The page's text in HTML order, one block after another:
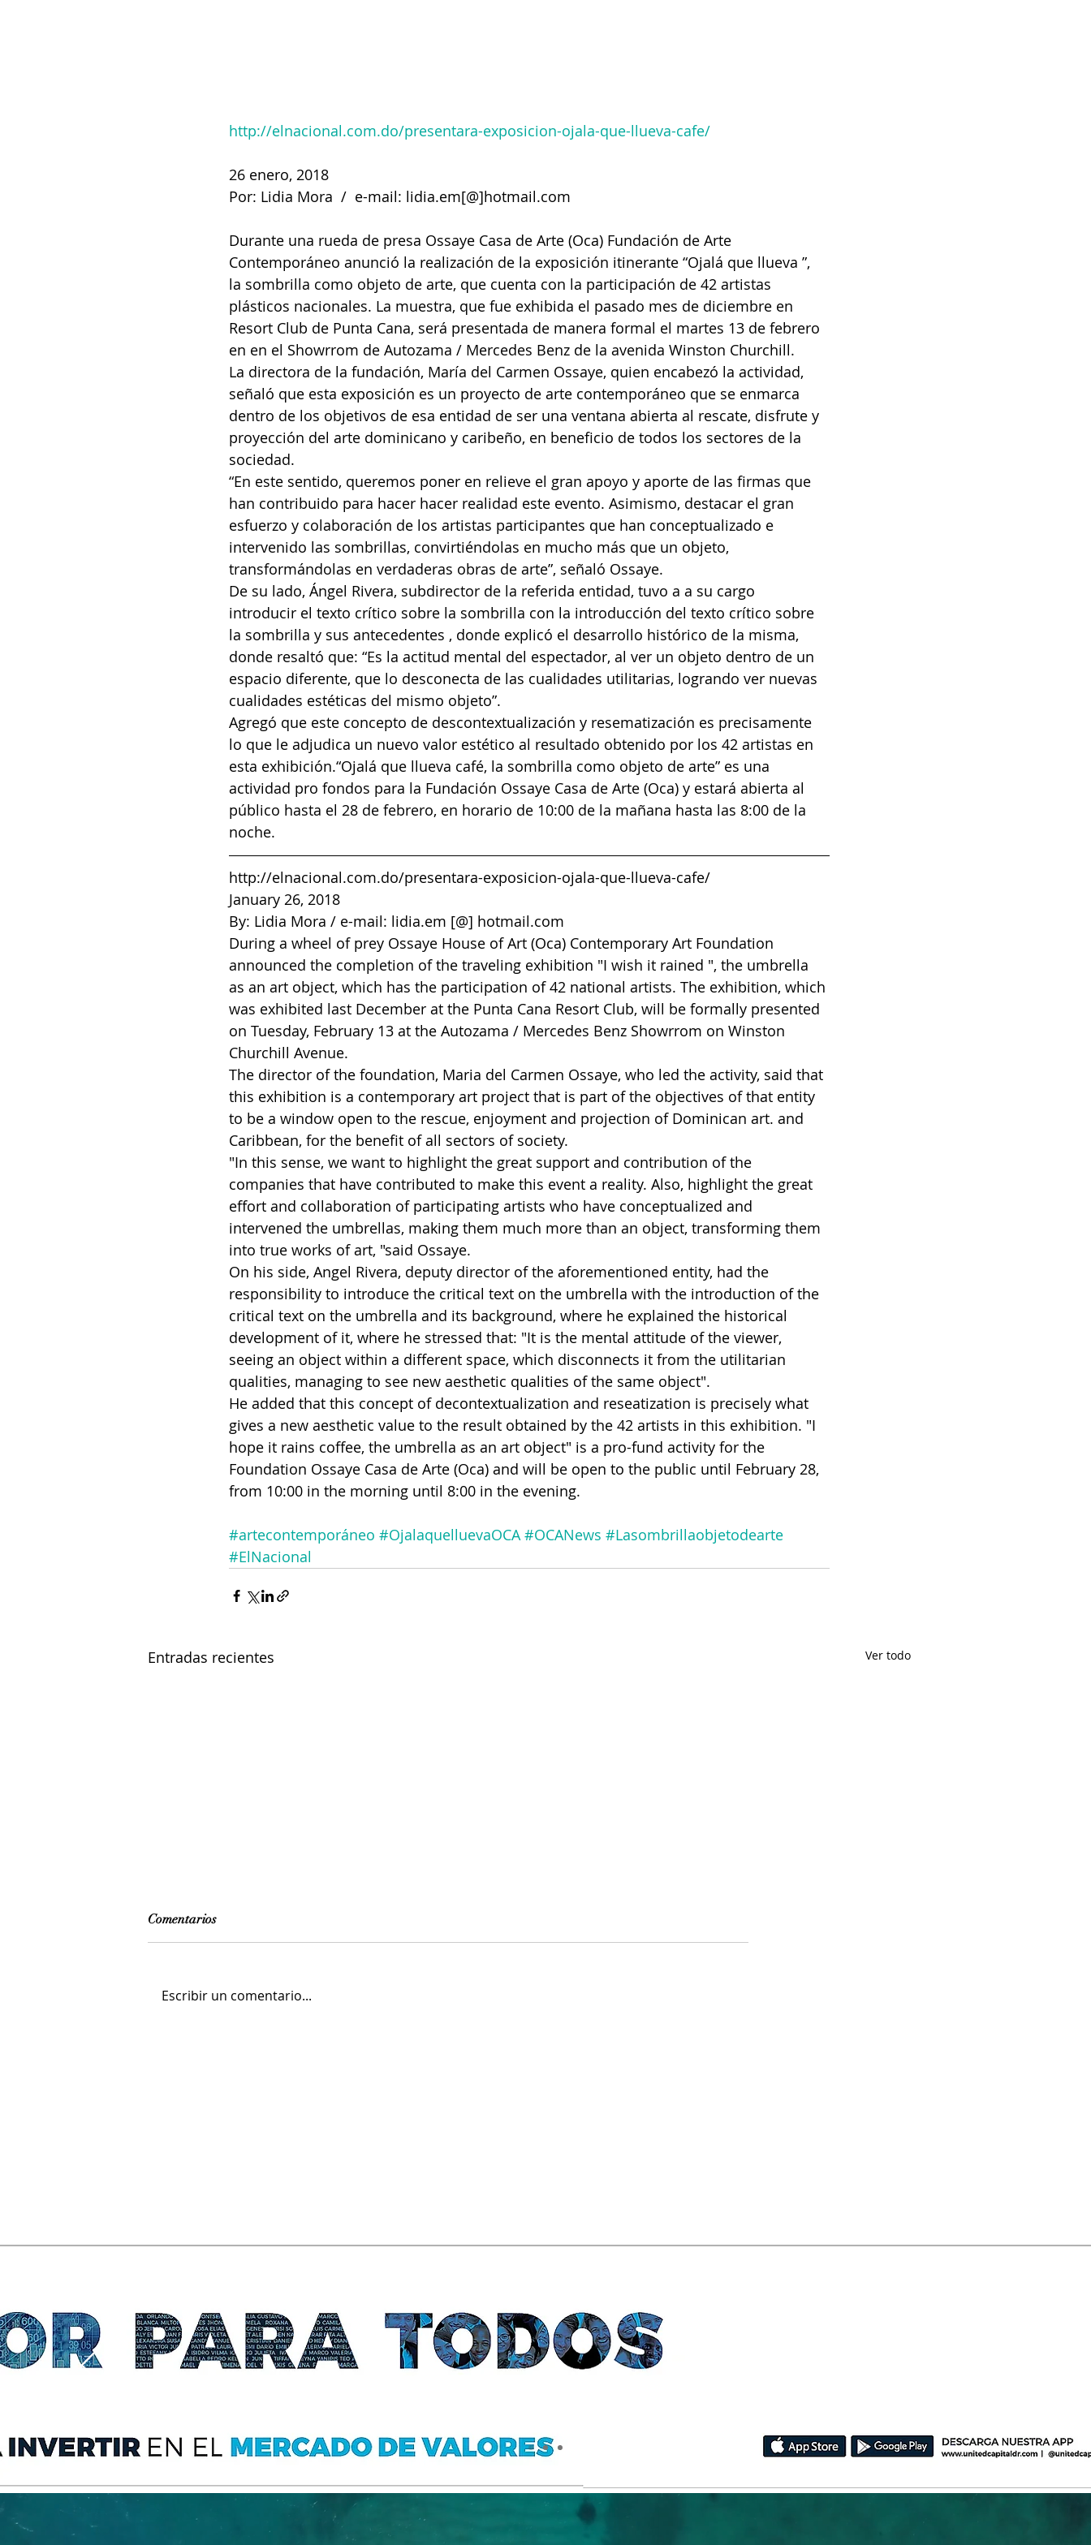
http://elnacional.com.do/presentara-exposicion-ojala-que-llueva-cafe/
26 enero, 2018
Por: Lidia Mora  /  e-mail: lidia.em[@]hotmail.com
Durante una rueda de presa Ossaye Casa de Arte (Oca) Fundación de Arte
Contemporáneo anunció la realización de la exposición itinerante “Ojalá que llueva ”,
la sombrilla como objeto de arte, que cuenta con la participación de 42 artistas
plásticos nacionales. La muestra, que fue exhibida el pasado mes de diciembre en
Resort Club de Punta Cana, será presentada de manera formal el martes 13 de febrero
en en el Showrrom de Autozama / Mercedes Benz de la avenida Winston Churchill.
La directora de la fundación, María del Carmen Ossaye, quien encabezó la actividad,
señaló que esta exposición es un proyecto de arte contemporáneo que se enmarca
dentro de los objetivos de esa entidad de ser una ventana abierta al rescate, disfrute y
proyección del arte dominicano y caribeño, en beneficio de todos los sectores de la
sociedad.
“En este sentido, queremos poner en relieve el gran apoyo y aporte de las firmas que
han contribuido para hacer hacer realidad este evento. Asimismo, destacar el gran
esfuerzo y colaboración de los artistas participantes que han conceptualizado e
intervenido las sombrillas, convirtiéndolas en mucho más que un objeto,
transformándolas en verdaderas obras de arte”, señaló Ossaye.
De su lado, Ángel Rivera, subdirector de la referida entidad, tuvo a a su cargo
introducir el texto crítico sobre la sombrilla con la introducción del texto crítico sobre
la sombrilla y sus antecedentes , donde explicó el desarrollo histórico de la misma,
donde resaltó que: “Es la actitud mental del espectador, al ver un objeto dentro de un
espacio diferente, que lo desconecta de las cualidades utilitarias, logrando ver nuevas
cualidades estéticas del mismo objeto”.
Agregó que este concepto de descontextualización y resematización es precisamente
lo que le adjudica un nuevo valor estético al resultado obtenido por los 42 artistas en
esta exhibición.“Ojalá que llueva café, la sombrilla como objeto de arte” es una
actividad pro fondos para la Fundación Ossaye Casa de Arte (Oca) y estará abierta al
público hasta el 28 de febrero, en horario de 10:00 de la mañana hasta las 8:00 de la
noche.
http://elnacional.com.do/presentara-exposicion-ojala-que-llueva-cafe/
January 26, 2018
By: Lidia Mora / e-mail: lidia.em [@] hotmail.com
During a wheel of prey Ossaye House of Art (Oca) Contemporary Art Foundation
announced the completion of the traveling exhibition "I wish it rained ", the umbrella
as an art object, which has the participation of 42 national artists. The exhibition, which
was exhibited last December at the Punta Cana Resort Club, will be formally presented
on Tuesday, February 13 at the Autozama / Mercedes Benz Showrrom on Winston
Churchill Avenue.
The director of the foundation, Maria del Carmen Ossaye, who led the activity, said that
this exhibition is a contemporary art project that is part of the objectives of that entity
to be a window open to the rescue, enjoyment and projection of Dominican art. and
Caribbean, for the benefit of all sectors of society.
"In this sense, we want to highlight the great support and contribution of the
companies that have contributed to make this event a reality. Also, highlight the great
effort and collaboration of participating artists who have conceptualized and
intervened the umbrellas, making them much more than an object, transforming them
into true works of art, "said Ossaye.
On his side, Angel Rivera, deputy director of the aforementioned entity, had the
responsibility to introduce the critical text on the umbrella with the introduction of the
critical text on the umbrella and its background, where he explained the historical
development of it, where he stressed that: "It is the mental attitude of the viewer,
seeing an object within a different space, which disconnects it from the utilitarian
qualities, managing to see new aesthetic qualities of the same object".
He added that this concept of decontextualization and reseatization is precisely what
gives a new aesthetic value to the result obtained by the 42 artists in this exhibition. "I
hope it rains coffee, the umbrella as an art object" is a pro-fund activity for the
Foundation Ossaye Casa de Arte (Oca) and will be open to the public until February 28,
from 10:00 in the morning until 8:00 in the evening.
#artecontemporáneo #OjalaquelluevaOCA #OCANews #Lasombrillaobjetodearte
#ElNacional
Entradas recientes Ver todo
Comentarios
Escribir un comentario...